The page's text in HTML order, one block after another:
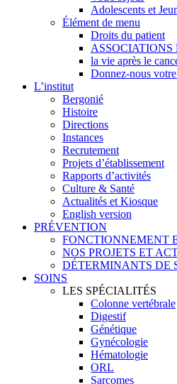
Adolescents et
Élément de menu
Droits du patient
ASSOCIATIONS
la vie après le
Donnez-nous
L’institut
Bergonié
Histoire
Directions
Instances
Recrutement
Projets d’établissement
Rapports d’activités
Culture & Santé
Actualités et Kiosque
English version
PRÉVENTION
FONCTIONNEMENT
NOS PROJETS ET
DÉTERMINANTS DE
SOINS
LES SPÉCIALITÉS
Colonne vertébrale
Digestif
Génétique
Gynécologie
Hématologie
ORL
Sarcomes